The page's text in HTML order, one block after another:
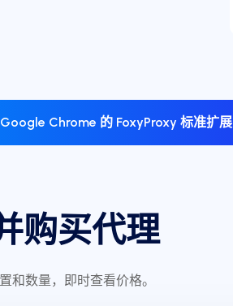
Chrome 的 FoxyProxy 标准扩展
购买代理
和数量，即时查看价格。